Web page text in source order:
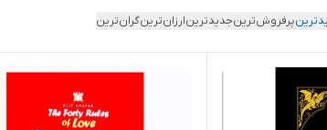
پرفروش‌ترینجدیدترینارزان‌ترینگران‌ترین